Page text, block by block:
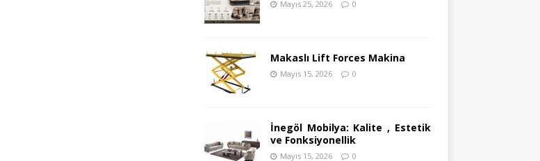
Mayıs 25, 2026 0
Makaslı Lift Forces Makina
Mayıs 15, 2026 0
İnegöl Mobilya: Kalite , Estetik
ve Fonksiyonellik
Mayıs 15, 2026 0